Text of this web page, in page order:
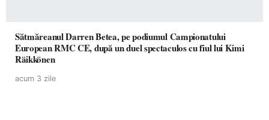
Sătmăreanul Darren Betea, pe podiumul Campionatului
European RMC CE, după un duel spectaculos cu fiul lui Kimi
Räikkönen
acum 3 zile